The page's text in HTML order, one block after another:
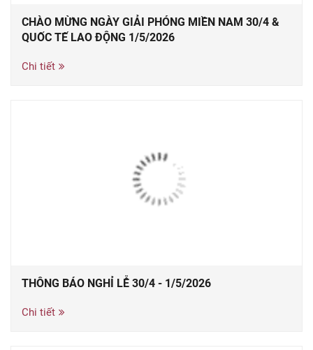
CHÀO MỪNG NGÀY GIẢI PHÓNG MIỀN NAM 30/4 &
QUỐC TẾ LAO ĐỘNG 1/5/2026
Chi tiết
THÔNG BÁO NGHỈ LỄ 30/4 - 1/5/2026
Chi tiết